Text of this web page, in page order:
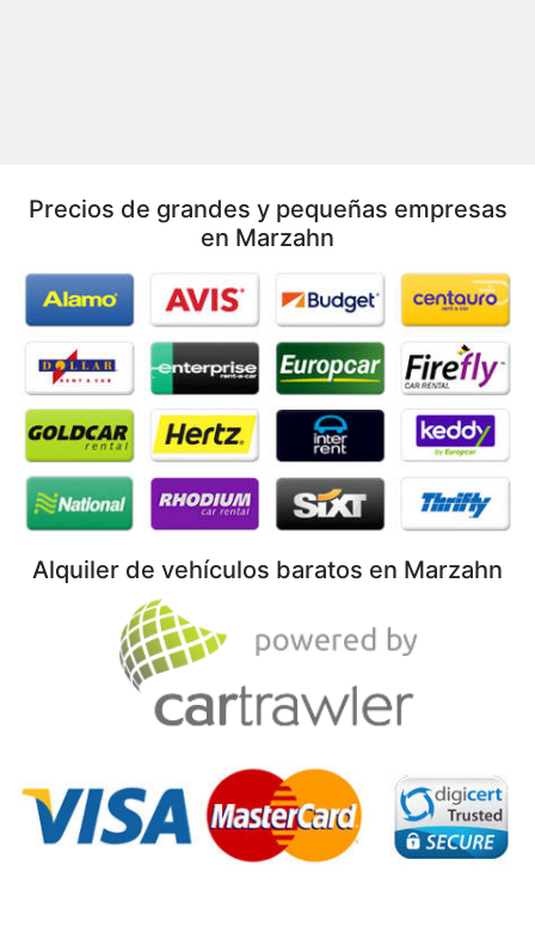
Precios de grandes y pequeñas empresas
en Marzahn
Alquiler de vehículos baratos en Marzahn